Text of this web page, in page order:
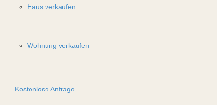
Haus verkaufen
Wohnung verkaufen
Kostenlose Anfrage